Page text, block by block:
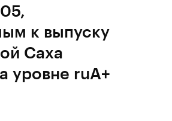
к выпуску
Саха
уровне ruА+